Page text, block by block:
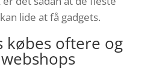
lide at få gadgets.
købes oftere og